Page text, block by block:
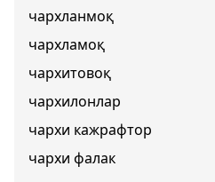
чархланмоқ
чархламоқ
чархитовоқ
чархилонлар
чархи кажрафтор
чархи фалак